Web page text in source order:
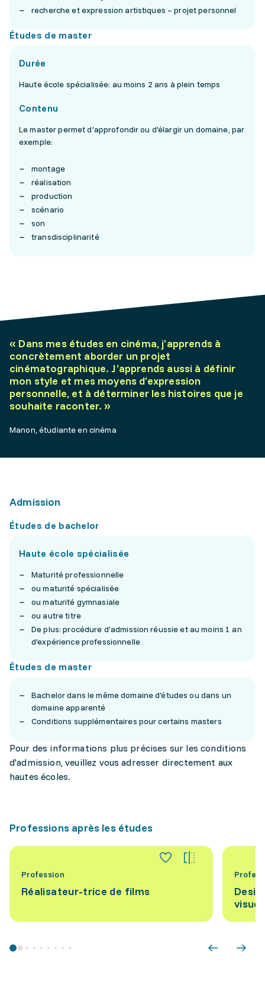
recherche et expression artistiques – projet personnel
Études de master
Durée
Haute école spécialisée: au moins 2 ans à plein temps
Contenu
Le master permet d'approfondir ou d'élargir un domaine, par
exemple:
montage
réalisation
production
scénario
son
transdisciplinarité
« Dans mes études en cinéma, j’apprends à
concrètement aborder un projet
cinématographique. J’apprends aussi à définir
mon style et mes moyens d’expression
personnelle, et à déterminer les histoires que je
souhaite raconter. »
Manon, étudiante en cinéma
Admission
Études de bachelor
Haute école spécialisée
Maturité professionnelle
ou maturité spécialisée
ou maturité gymnasiale
ou autre titre
De plus: procédure d'admission réussie et au moins 1 an
d'expérience professionnelle
Études de master
Bachelor dans le même domaine d'études ou dans un
domaine apparenté
Conditions supplémentaires pour certains masters
Pour des informations plus précises sur les conditions
d'admission, veuillez vous adresser directement aux
hautes écoles.
Professions après les études
Profession
Réalisateur-trice de films